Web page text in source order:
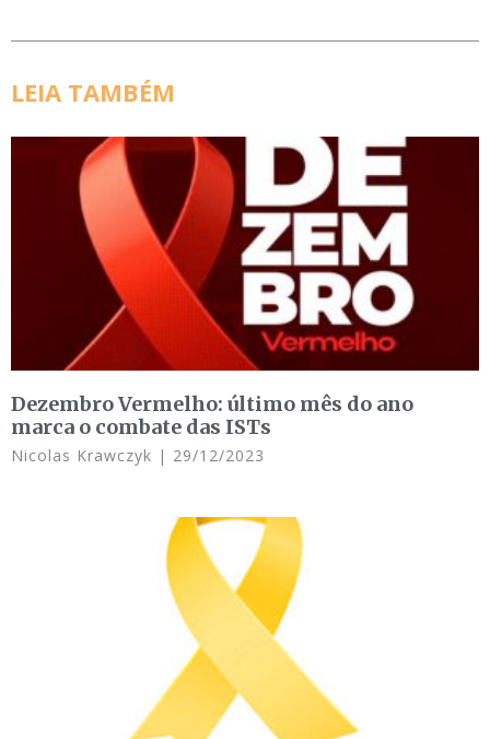
LEIA TAMBÉM
Dezembro Vermelho: último mês do ano
marca o combate das ISTs
Nicolas Krawczyk 29/12/2023